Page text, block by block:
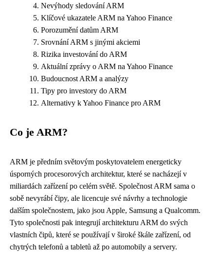
Nevýhody sledování ARM
Klíčové ukazatele ARM na Yahoo Finance
Porozumění datům ARM
Srovnání ARM s jinými akciemi
Rizika investování do ARM
Aktuální zprávy o ARM na Yahoo Finance
Budoucnost ARM a analýzy
Tipy pro investory do ARM
Alternativy k Yahoo Finance pro ARM
Co je ARM?
ARM je předním světovým poskytovatelem energeticky
úsporných procesorových architektur, které se nacházejí v
miliardách zařízení po celém světě. Společnost ARM sama o
sobě nevyrábí čipy, ale licencuje své návrhy a technologie
dalším společnostem, jako jsou Apple, Samsung a Qualcomm.
Tyto společnosti pak integrují architekturu ARM do svých
vlastních čipů, které se používají v široké škále zařízení, od
chytrých telefonů a tabletů až po automobily a servery.